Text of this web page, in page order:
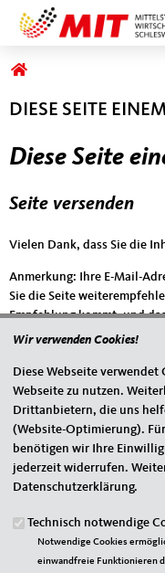
Sie sind hier
DIESE SEITE
Diese Seite
Seite versenden
Vielen Dank, dass Sie die
Anmerkung: Ihre E-Mail-
Sie die Seite
Empfehlung kommt, und
Das mit * gekennzeichnete
Eigene E-Mail-Adresse*
Eigener Name*
Senden an *
Wir verwenden Cookies!
Diese Webseite
Webseite zu nutzen.
Drittanbietern, die uns
(Website-Optimierung).
benötigen wir Ihre
jederzeit widerrufen.
Datenschutzerklärung.
Technisch notwendige
Notwendige Cookies
einwandfreie Funktionieren